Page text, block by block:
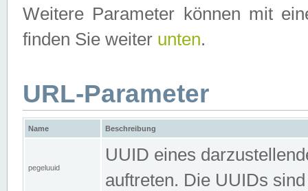
Weitere Parameter können mit
finden Sie weiter unten.
URL-Parameter
Name Beschreibung
pegeluuid
UUID eines
auftreten. Die UUIDs